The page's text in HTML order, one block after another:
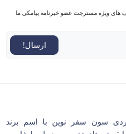
های ویژه مسترجت عضو خبرنامه پیامکی ما
ارسال!
سون سفر نوین با اسم برند